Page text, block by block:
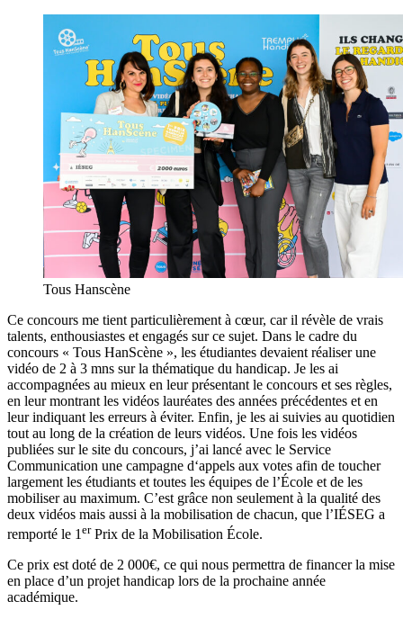
Tous Hanscène
Ce concours me tient particulièrement à cœur, car il révèle de vrais
talents, enthousiastes et engagés sur ce sujet. Dans le cadre du
concours « Tous HanScène », les étudiantes devaient réaliser une
vidéo de 2 à 3 mns sur la thématique du handicap. Je les ai
accompagnées au mieux en leur présentant le concours et ses règles,
en leur montrant les vidéos lauréates des années précédentes et en
leur indiquant les erreurs à éviter. Enfin, je les ai suivies au quotidien
tout au long de la création de leurs vidéos. Une fois les vidéos
publiées sur le site du concours, j’ai lancé avec le Service
Communication une campagne d‘appels aux votes afin de toucher
largement les étudiants et toutes les équipes de l’École et de les
mobiliser au maximum. C’est grâce non seulement à la qualité des
deux vidéos mais aussi à la mobilisation de chacun, que l’IÉSEG a
remporté le 1 erPrix de la Mobilisation École.
Ce prix est doté de 2 000€, ce qui nous permettra de financer la mise
en place d’un projet handicap lors de la prochaine année
académique.